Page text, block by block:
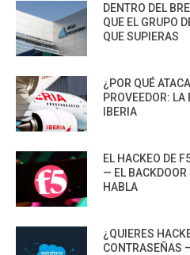
DENTRO DEL
QUE EL GRUPO
QUE SUPIERAS
¿POR QUÉ
PROVEEDOR:
IBERIA
EL HACKEO DE
— EL BACKDOOR
HABLA
¿QUIERES
CONTRASEÑAS